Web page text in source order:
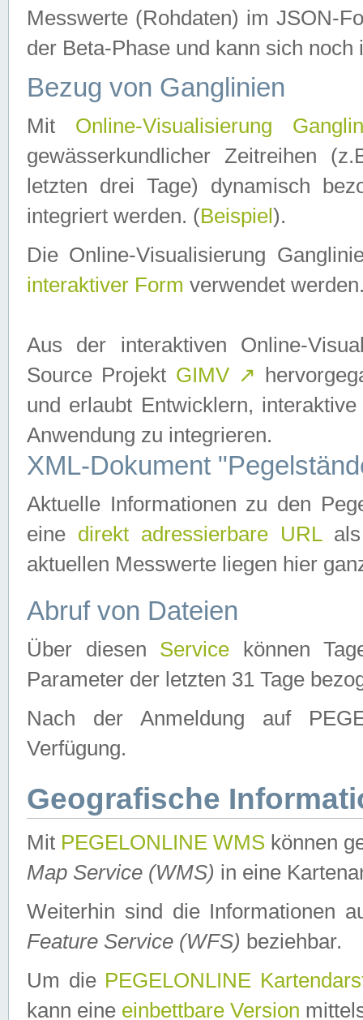
Messwerte (Rohdaten) im JSON-
der Beta-Phase und kann sich noch
Bezug von Ganglinien
Mit Online-Visualisierung
gewässerkundlicher Zeitreihen
letzten drei Tage) dynamisch
integriert werden. (Beispiel ).
Die Online-Visualisierung
interaktiver Form verwendet
Aus der interaktiven Online-
Source Projekt GIMV ↗
und erlaubt Entwicklern,
Anwendung zu integrieren.
XML-Dokument
Aktuelle Informationen zu den
eine direkt adressierbare URLals
aktuellen Messwerte liegen hier
Abruf von Dateien
Über diesen Service können
Parameter der letzten 31 Tage
Nach der Anmeldung auf
Verfügung.
Geografische
Mit PEGELONLINE WMS können
Map Service (WMS) in eine
Weiterhin sind die Informationen
Feature Service (WFS) beziehbar.
Um die PEGELONLINE
kann eine einbettbare Version